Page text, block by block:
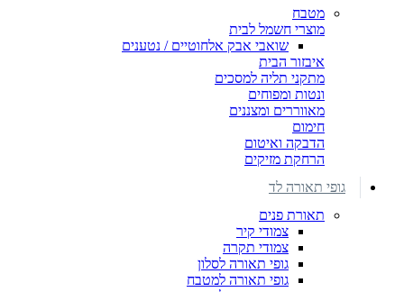
מטבח
מוצרי חשמל לבית
שואבי אבק אלחוטיים / נטענים
איבזור הבית
מתקני תליה למסכים
ונטות ומפוחים
מאווררים ומצננים
חימום
הדבקה ואיטום
הרחקת מזיקים
גופי תאורה לד
תאורת פנים
צמודי קיר
צמודי תקרה
גופי תאורה לסלון
גופי תאורה למטבח